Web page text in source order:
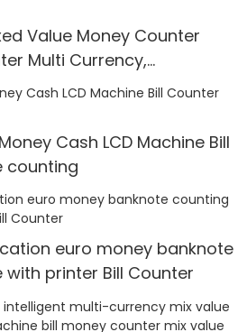
Value Money Counter
Multi Currency,
Detection with print
Cash LCD Machine Bill
counting
euro money banknote
printer Bill Counter